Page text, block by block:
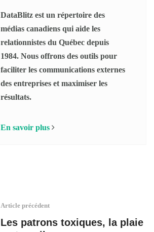
DataBlitz est un répertoire des
médias canadiens qui aide les
relationnistes du Québec depuis
1984. Nous offrons des outils pour
faciliter les communications externes
des entreprises et maximiser les
résultats.
En savoir plus
Article précédent
Les patrons toxiques, la plaie